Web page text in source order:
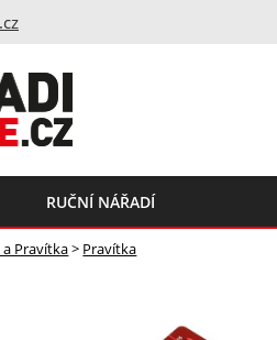
RUČNÍ NÁŘADÍ
Pravítka> Pravítka